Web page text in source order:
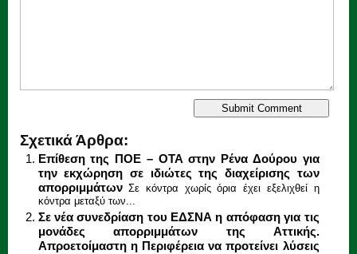
Σχετικά Άρθρα:
Επίθεση της ΠΟΕ – ΟΤΑ στην Ρένα Δούρου για
την εκχώρηση σε ιδιώτες της διαχείρισης των
απορριμμάτων Σε κόντρα χωρίς όρια έχει εξελιχθεί η
κόντρα μεταξύ των...
Σε νέα συνεδρίαση του ΕΔΣΝΑ η απόφαση για τις
μονάδες απορριμμάτων της Αττικής.
Απροετοίμαστη η Περιφέρεια να προτείνει λύσεις